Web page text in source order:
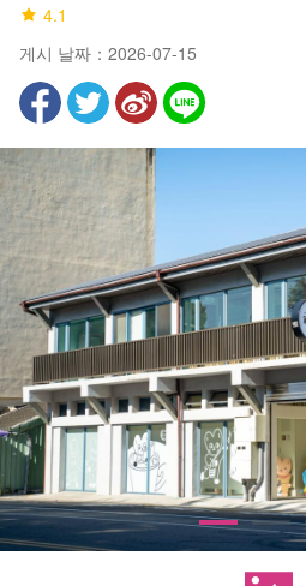
4.1
게시 날짜：2026-07-15